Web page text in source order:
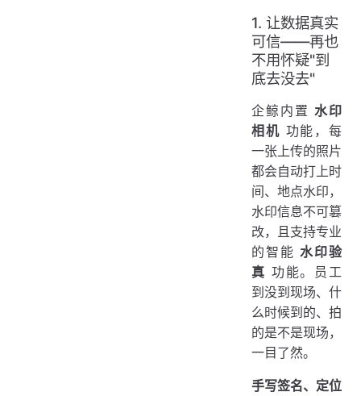
1. 让数据真实
可信——再也
不用怀疑"到
底去没去"
企鲸内置水印
相机 功能，每
一张上传的照片
都会自动打上时
间、地点水印，
水印信息不可篡
改，且支持专业
的智能水印验
真 功能。员工
到没到现场、什
么时候到的、拍
的是不是现场，
一目了然。
手写签名、定位